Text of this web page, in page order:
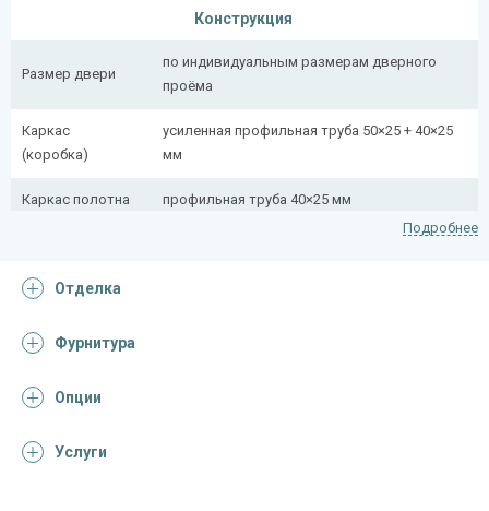
Конструкция
Размер двери
по индивидуальным размерам дверного
проёма
Каркас
(коробка)
усиленная профильная труба 50×25 + 40×25
мм
Каркас полотна профильная труба 40×25 мм
Притворная
Ребра жесткости
Подробнее
Отделка
Фурнитура
Опции
Услуги